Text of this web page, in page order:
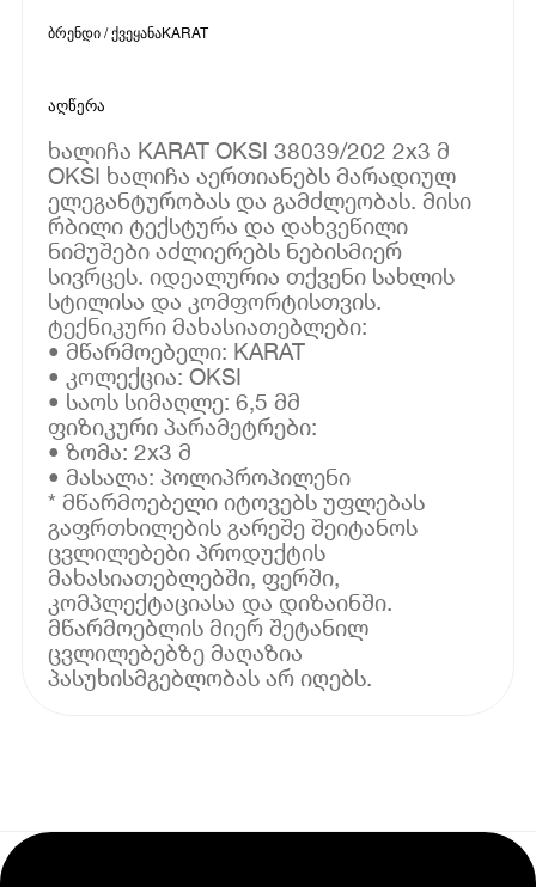
ბრენდი / ქვეყანაKARAT
აღწერა
ხალიჩა KARAT OKSI 38039/202 2x3 მ
OKSI ხალიჩა აერთიანებს მარადიულ
ელეგანტურობას და გამძლეობას. მისი
რბილი ტექსტურა და დახვეწილი
ნიმუშები აძლიერებს ნებისმიერ
სივრცეს. იდეალურია თქვენი სახლის
სტილისა და კომფორტისთვის.
ტექნიკური მახასიათებლები:
• მწარმოებელი: KARAT
• კოლექცია: OKSI
• საოს სიმაღლე: 6,5 მმ
ფიზიკური პარამეტრები:
• ზომა: 2x3 მ
• მასალა: პოლიპროპილენი
* მწარმოებელი იტოვებს უფლებას
გაფრთხილების გარეშე შეიტანოს
ცვლილებები პროდუქტის
მახასიათებლებში, ფერში,
კომპლექტაციასა და დიზაინში.
მწარმოებლის მიერ შეტანილ
ცვლილებებზე მაღაზია
პასუხისმგებლობას არ იღებს.